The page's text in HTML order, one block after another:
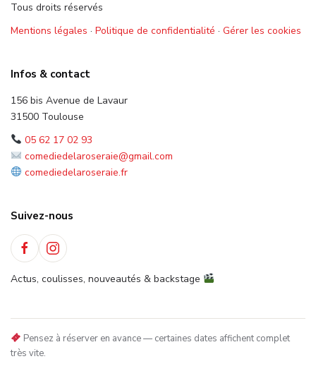
Tous droits réservés
Mentions légales · Politique de confidentialité · Gérer les cookies
Infos & contact
156 bis Avenue de Lavaur
31500 Toulouse
05 62 17 02 93
comediedelaroseraie@gmail.com
comediedelaroseraie.fr
Suivez-nous
Actus, coulisses, nouveautés & backstage
Pensez à réserver en avance — certaines dates affichent complet
très vite.